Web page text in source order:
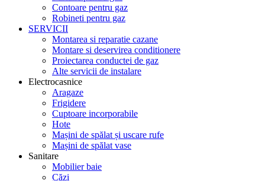
Contoare pentru gaz
Robineti pentru gaz
SERVICII
Montarea si reparatie cazane
Montare si deservirea conditionere
Proiectarea conductei de gaz
Alte servicii de instalare
Electrocasnice
Aragaze
Frigidere
Cuptoare incorporabile
Hote
Mașini de spălat și uscare rufe
Mașini de spălat vase
Sanitare
Mobilier baie
Căzi